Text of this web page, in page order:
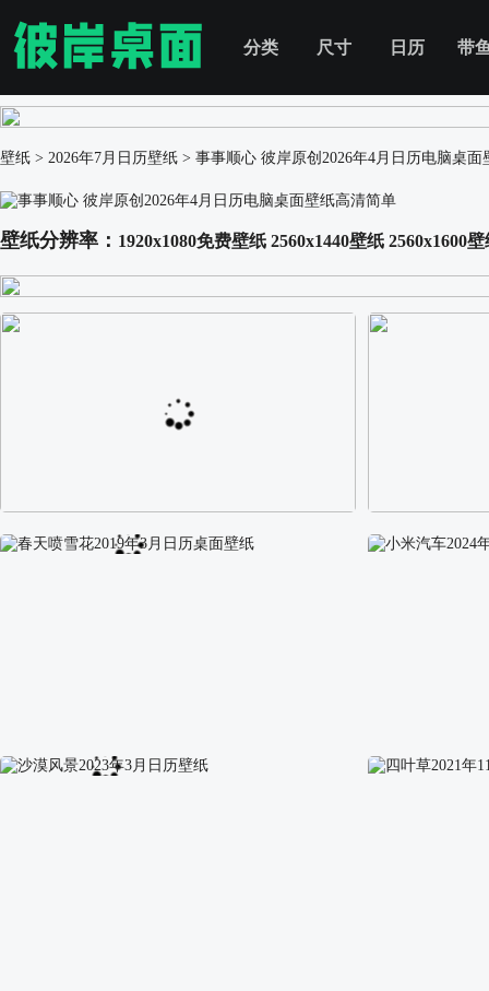
分类 尺寸 日历 带
壁纸 > 2026年7月日历壁纸 > 事事顺心 彼岸原创2026年4月日历电脑桌面
壁纸分辨率： 1920x1080免费壁纸 2560x1440壁纸 2560x1600壁
阿尔卑斯山区自然风景壁纸 校园长发可爱
春天喷雪花2019年3月日历桌面壁纸 小米汽车2024